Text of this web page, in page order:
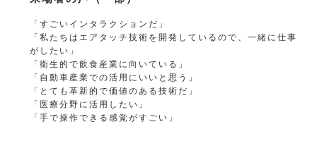
「すごいインタラクションだ」
「私たちはエアタッチ技術を開発しているので、一緒に仕事
がしたい」
「衛生的で飲食産業に向いている」
「自動車産業での活用にいいと思う」
「とても革新的で価値のある技術だ」
「医療分野に活用したい」
「手で操作できる感覚がすごい」